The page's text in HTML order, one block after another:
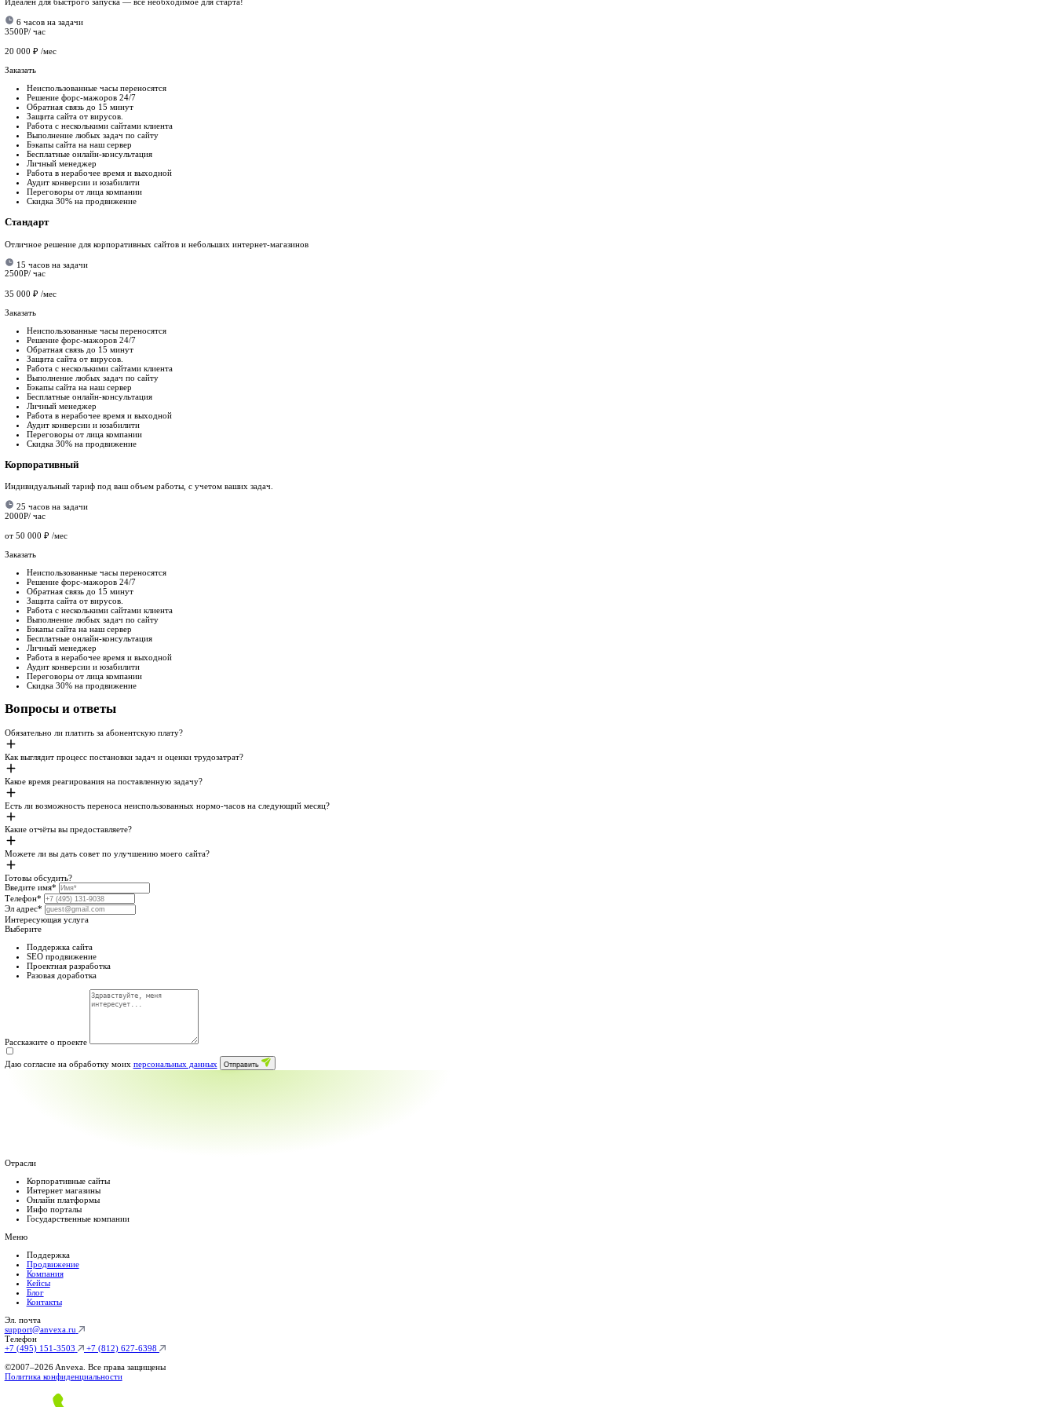
Любые доработки. Сделаем все что захотите.
Если потребуется, наши программисты создадут решение под нестандартные задачи для вашего бизнеса.
Показать все
Надёжность
Наше агенство –
За это время разработано свыше 100 различных решений на OpenCart
Дополнительные
Продвижение сайта в ТОП Яндекс и Google
Проведем экспертный СЕО-анализ, разработаем качественную стратегию по внутренней и внешней оптимизации
Ущерб: утечка данных, взлом админки
Маркетинговый анализ
Ущерб: утечка данных, взлом админки
Разработка нового дизайна
Хотите новый, современный сайт? Нарисуем его таким, как Вы его видите
Ущерб: утечка данных, взлом админки
Ущерб: утечка данных, взлом админки
Тарифы и цены
Старт
Идеален для быстрого запуска — всё необходимое для старта!
6 часов на задачи
3500Р/ час
20 000₽ /мес
Заказать
Неиспользованные часы переносятся
Обратная связь до 15 минут
Работа с несколькими сайтами клиента
Бэкапы сайта на наш сервер
Бесплатные онлайн-консультация
Личный менеджер
Работа в нерабочее время и выходной
Переговоры от лица компании
Скидка 30% на продвижение
Стандарт
Отличное решение для корпоративных сайтов и небольших интернет-магазинов
15 часов на задачи
Заказать
Личный менеджер
Работа в нерабочее время и выходной
Аудит конверсии и юзабилити
Переговоры от лица компании
Корпоративный
Индивидуальный тариф под ваш объем работы, с учетом ваших задач.
25 часов на задачи
2000Р/ час
от50 000₽ /мес